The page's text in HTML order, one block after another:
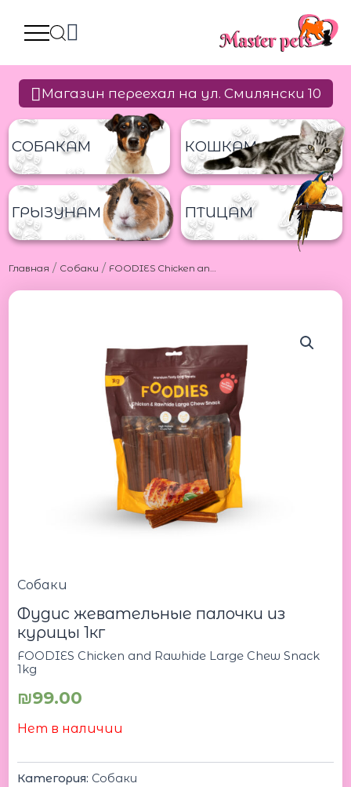
Магазин переехал на ул. Смилянски 10
СОБАКАМ КОШКАМ
ГРЫЗУНАМ ПТИЦАМ
Главная / Собаки / FOODIES Chicken and Rawhide Large Chew Snack 1kg Фудис жевательные палочки из курицы 1кг
Собаки
Фудис жевательные палочки из
курицы 1кг
FOODIES Chicken and Rawhide Large Chew Snack
1kg
₪99.00
Нет в наличии
Категория: Собаки